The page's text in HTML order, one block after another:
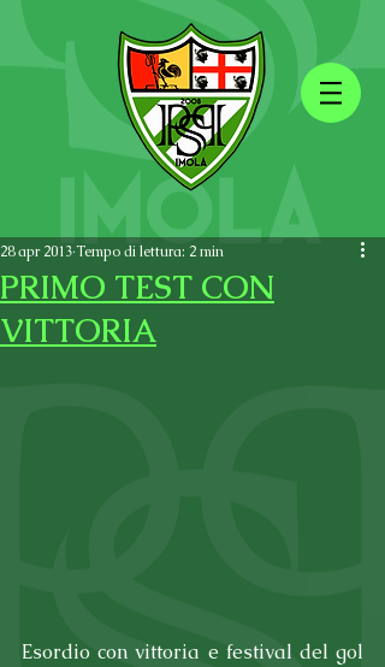
PRIMO TEST CON
VITTORIA
28 apr 2013Tempo di lettura: 2 min
Esordio con vittoria e festival del gol